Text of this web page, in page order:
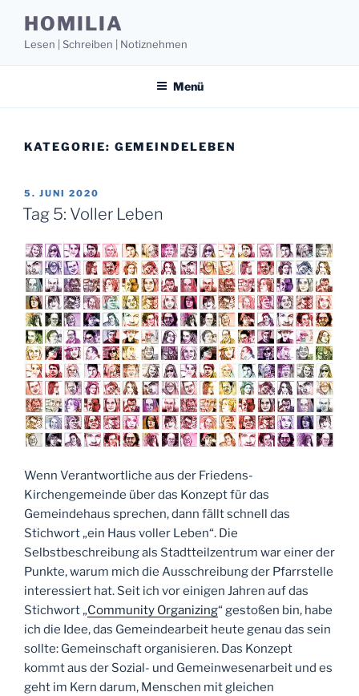
Inhalt
springen
HOMILIA
Lesen | Schreiben | Notiznehmen
Menü
KATEGORIE: GEMEINDELEBEN
VERÖFFENTLICHT
AM
5. JUNI 2020
Tag 5: Voller Leben
Wenn Verantwortliche aus der Friedens-
Kirchengemeinde über das Konzept für das
Gemeindehaus sprechen, dann fällt schnell das
Stichwort „ein Haus voller Leben“. Die
Selbstbeschreibung als Stadtteilzentrum war einer der
Punkte, warum mich die Ausschreibung der Pfarrstelle
interessiert hat. Seit ich vor einigen Jahren auf das
Stichwort „Community Organizing“ gestoßen bin, habe
ich die Idee, das Gemeindearbeit heute genau das sein
sollte: Gemeinschaft organisieren. Das Konzept
kommt aus der Sozial- und Gemeinwesenarbeit und es
geht im Kern darum, Menschen mit gleichen